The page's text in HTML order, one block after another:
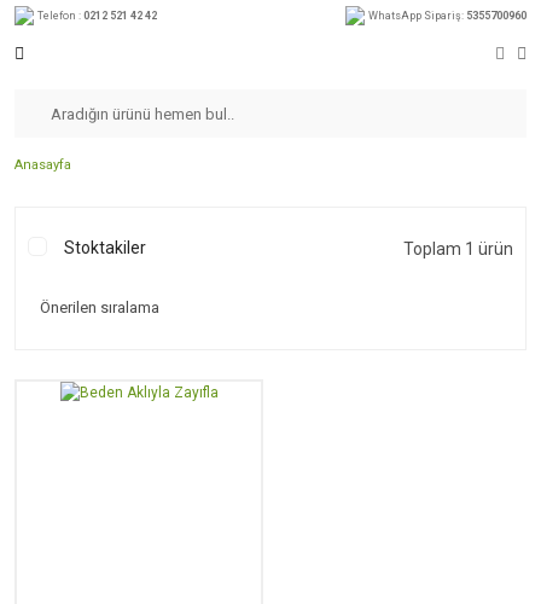
Telefon : 0212 521 42 42 WhatsApp Sipariş: 5355700960
Anasayfa
Stoktakiler Toplam 1 ürün